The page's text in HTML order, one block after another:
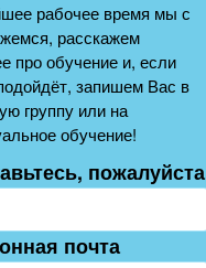
рабочее время мы с
расскажем
про обучение и, если
запишем Вас в
группу или на
обучение!
пожалуйста
почта